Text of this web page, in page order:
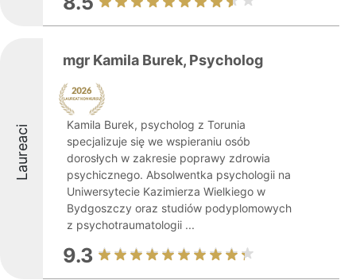
Laureaci
mgr Kamila Burek, Psycholog
Kamila Burek, psycholog z Torunia
specjalizuje się we wspieraniu osób
dorosłych w zakresie poprawy zdrowia
psychicznego. Absolwentka psychologii na
Uniwersytecie Kazimierza Wielkiego w
Bydgoszczy oraz studiów podyplomowych
z psychotraumatologii ...
9.3